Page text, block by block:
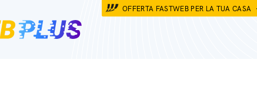
OFFERTA FASTWEB PER LA TUA CASA